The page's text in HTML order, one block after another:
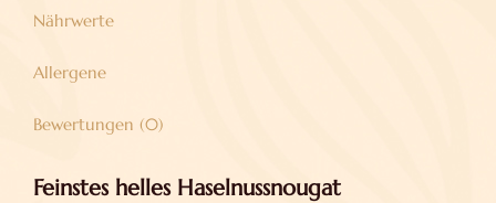
Nährwerte
Allergene
Bewertungen (0)
Feinstes helles Haselnussnougat